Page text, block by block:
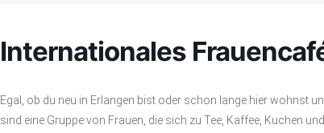
Internationales
Egal, ob du neu in Erlangen bist oder schon lange hier wohnst
sind eine Gruppe von Frauen, die sich zu Tee, Kaffee, Kuchen